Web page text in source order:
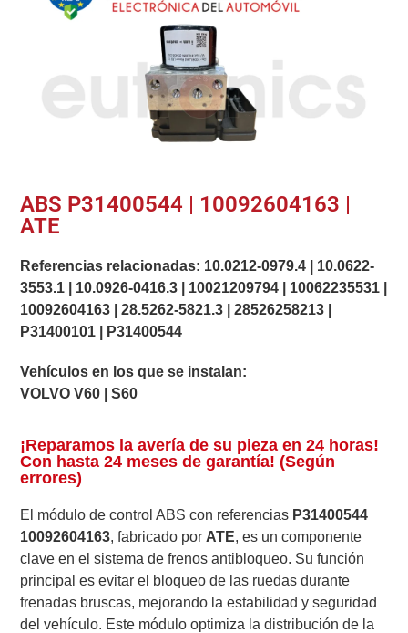
ABS P31400544 | 10092604163 |
ATE
Referencias relacionadas: 10.0212-0979.4
10.0622-
3553.1
10.0926-0416.3 10021209794 10062235531
10092604163 |28.5262-5821.3 |28526258213
P31400101
P31400544
Vehículos en los que se instalan:
VOLVO V60 | S60
¡Reparamos la avería de su pieza en 24 horas!
Con hasta 24 meses de garantía! (Según
errores)
El módulo de control ABS con referencias P31400544
10092604163, fabricado por ATE, es un componente
clave en el sistema de frenos antibloqueo. Su función
principal es evitar el bloqueo de las ruedas durante
frenadas bruscas, mejorando la estabilidad y seguridad
del vehículo. Este módulo optimiza la distribución de la